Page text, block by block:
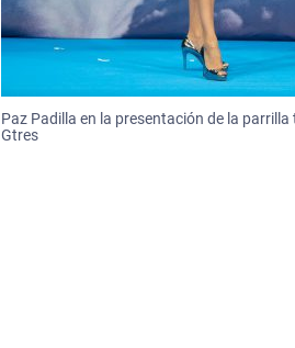
Paz Padilla en la presentación de la parrilla
Gtres